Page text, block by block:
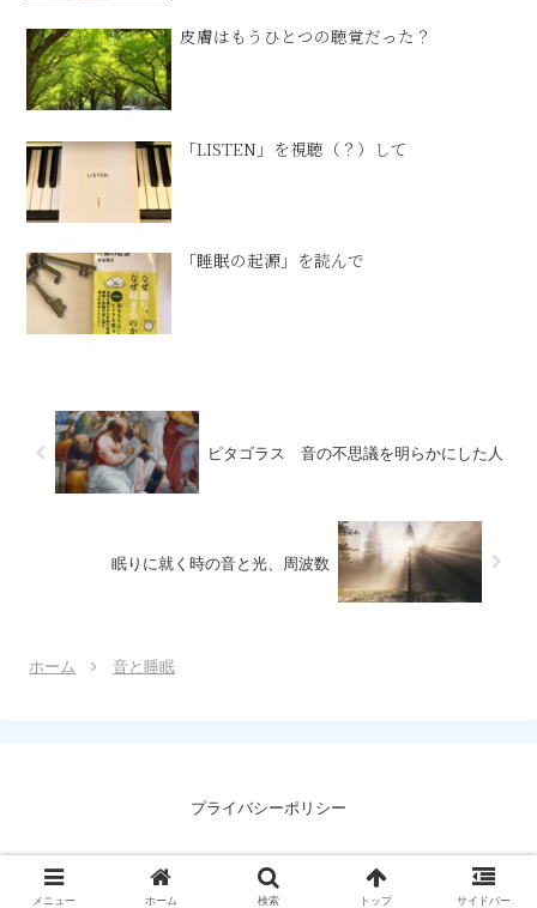
皮膚はもうひとつの聴覚だった？
「LISTEN」を視聴（？）して
「睡眠の起源」を読んで
ピタゴラス 音の不思議を明らかにした人
眠りに就く時の音と光、周波数
ホーム 音と睡眠
プライバシーポリシー
Copyright © 2024 音と睡眠研究所 All Rights Reserved.
メニュー ホーム 検索 トップ サイドバー